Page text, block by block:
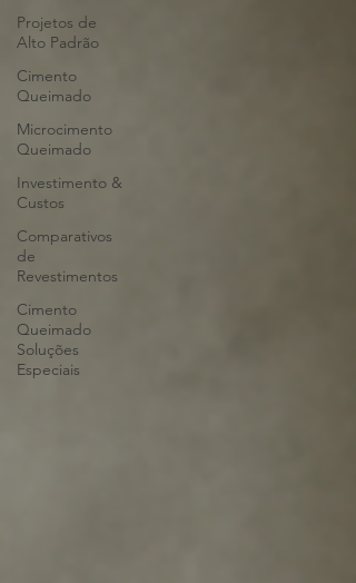
Projetos de
Alto Padrão
Cimento
Queimado
Microcimento
Queimado
Investimento &
Custos
Comparativos
de
Revestimentos
Cimento
Queimado
Soluções
Especiais